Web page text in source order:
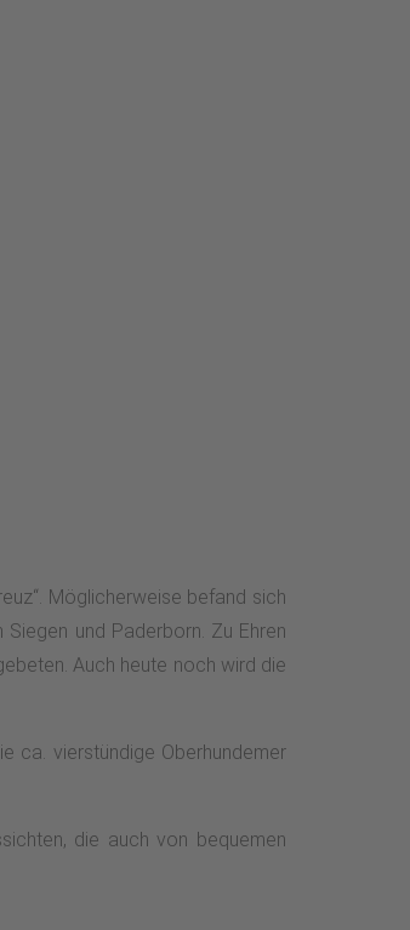
Möglicherweise befand sich
und Paderborn. Zu Ehren
Auch heute noch wird die
ca. vierstündige Oberhundemer
die auch von bequemen